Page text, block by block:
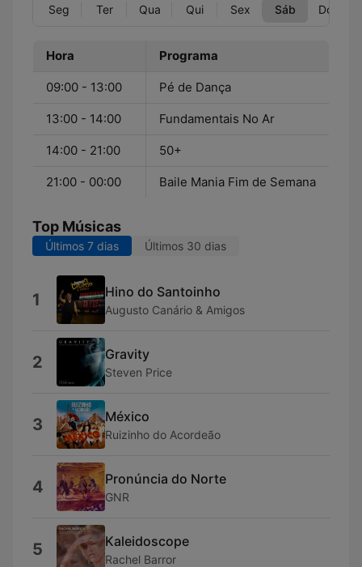
Seg Ter Qua Qui Sex Sáb Dom
Hora Programa
09:00 - 13:00 Pé de Dança
13:00 - 14:00 Fundamentais No Ar
14:00 - 21:00 50+
21:00 - 00:00 Baile Mania Fim de Semana
Top Músicas
Últimos 7 dias Últimos 30 dias
1 Hino do Santoinho
Augusto Canário & Amigos
2 Gravity
Steven Price
3 México
Ruizinho do Acordeão
4 Pronúncia do Norte
GNR
5 Kaleidoscope
Rachel Barror